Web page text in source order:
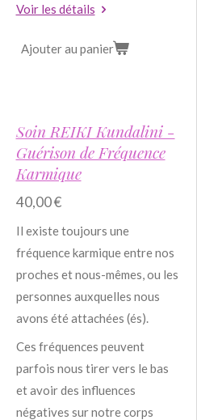
Voir les détails
Ajouter au panier
Soin REIKI Kundalini -
Guérison de Fréquence
Karmique
40,00 €
Il existe toujours une
fréquence karmique entre nos
proches et nous-mêmes, ou les
personnes auxquelles nous
avons été attachées (és).
Ces fréquences peuvent
parfois nous tirer vers le bas
et avoir des influences
négatives sur notre corps